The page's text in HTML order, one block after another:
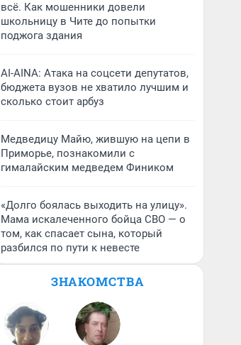
всё. Как мошенники довели
школьницу в Чите до попытки
поджога здания
AI-AINA: Атака на соцсети депутатов,
бюджета вузов не хватило лучшим и
сколько стоит арбуз
Медведицу Майю, жившую на цепи в
Приморье, познакомили с
гималайским медведем Фиником
«Долго боялась выходить на улицу».
Мама искалеченного бойца СВО — о
том, как спасает сына, который
разбился по пути к невесте
ЗНАКОМСТВА